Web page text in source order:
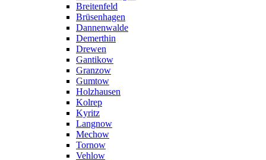
Breitenfeld
Brüsenhagen
Dannenwalde
Demerthin
Drewen
Gantikow
Granzow
Gumtow
Holzhausen
Kolrep
Kyritz
Langnow
Mechow
Tornow
Vehlow